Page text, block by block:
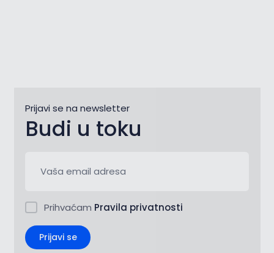
Prijavi se na newsletter
Budi u toku
Prihvaćam Pravila privatnosti
Prijavi se